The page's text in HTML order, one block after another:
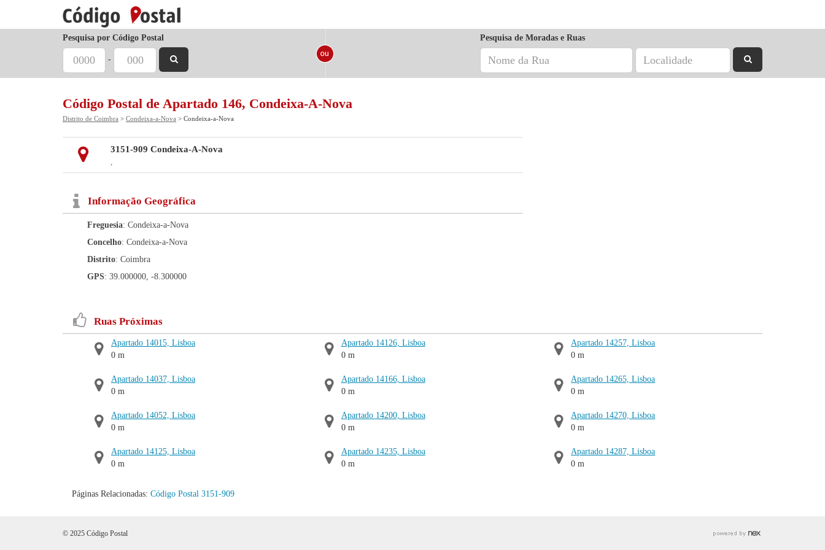
Pesquisa por Código Postal
-
Pesquisa de Moradas e Ruas
Código Postal de Apartado 146, Condeixa-A-Nova
Distrito de Coimbra > Condeixa-a-Nova > Condeixa-a-Nova
3151-909 Condeixa-A-Nova
,
Informação Geográfica
Freguesia: Condeixa-a-Nova
Concelho: Condeixa-a-Nova
Distrito: Coimbra
GPS: 39.000000, -8.300000
Ruas Próximas
Apartado 14015, Lisboa
0 m
Apartado 14037, Lisboa
0 m
Apartado 14052, Lisboa
0 m
Apartado 14125, Lisboa
0 m
Apartado 14126, Lisboa
0 m
Apartado 14166, Lisboa
0 m
Apartado 14200, Lisboa
0 m
Apartado 14235, Lisboa
0 m
Apartado 14257, Lisboa
0 m
Apartado 14265, Lisboa
0 m
Apartado 14270, Lisboa
0 m
Apartado 14287, Lisboa
0 m
Páginas Relacionadas: Código Postal 3151-909
© 2025 Código Postal